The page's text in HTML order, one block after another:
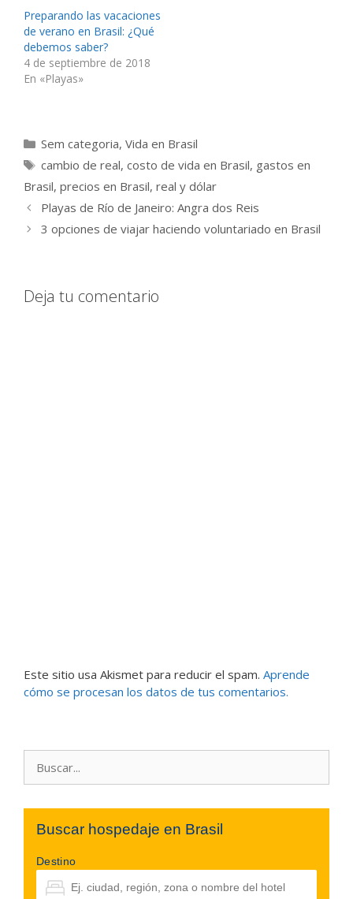
Preparando las vacaciones
de verano en Brasil: ¿Qué
debemos saber?
4 de septiembre de 2018
En «Playas»
Categorías
Sem categoria, Vida en Brasil
Etiquetas
cambio de real, costo de vida en Brasil, gastos en
Brasil, precios en Brasil, real y dólar
Playas de Río de Janeiro: Angra dos Reis
3 opciones de viajar haciendo voluntariado en Brasil
Deja tu comentario
Este sitio usa Akismet para reducir el spam. Aprende
cómo se procesan los datos de tus comentarios.
Buscar hospedaje en Brasil
Destino